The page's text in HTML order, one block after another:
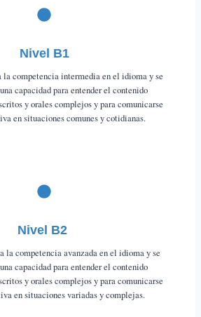
Nivel B1
la competencia intermedia en el idioma y se
capacidad para entender el contenido
y orales complejos y para comunicarse
en situaciones comunes y cotidianas.
Nivel B2
la competencia avanzada en el idioma y se
capacidad para entender el contenido
y orales complejos y para comunicarse
en situaciones variadas y complejas.